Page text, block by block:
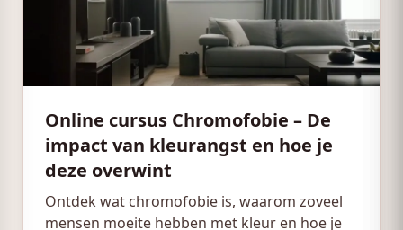
Online cursus Chromofobie – De
impact van kleurangst en hoe je
deze overwint
Ontdek wat chromofobie is, waarom zoveel
mensen moeite hebben met kleur en hoe je